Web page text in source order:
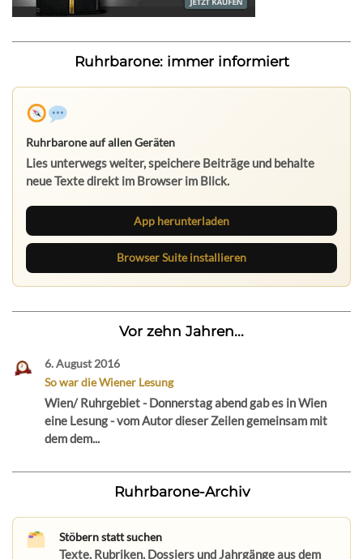
Ruhrbarone: immer informiert
Ruhrbarone auf allen Geräten
Lies unterwegs weiter, speichere Beiträge und behalte
neue Texte direkt im Browser im Blick.
App herunterladen
Browser Suite installieren
Vor zehn Jahren...
6. August 2016
So war die Wiener Lesung
Wien/ Ruhrgebiet - Donnerstag abend gab es in Wien
eine Lesung - vom Autor dieser Zeilen gemeinsam mit
dem dem...
Ruhrbarone-Archiv
Stöbern statt suchen
Texte, Rubriken, Dossiers und Jahrgänge aus dem